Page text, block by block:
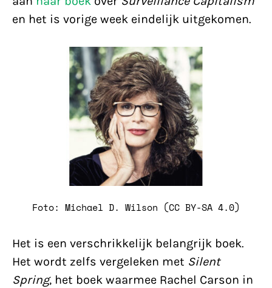
en het is vorige week eindelijk uitgekomen.
Foto: Michael D. Wilson (CC BY-SA 4.0)
Het is een verschrikkelijk belangrijk boek.
Het wordt zelfs vergeleken met Silent
Spring, het boek waarmee Rachel Carson in